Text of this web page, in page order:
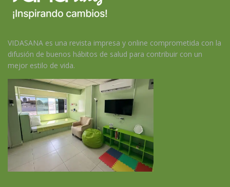
VIDASANA es una revista impresa y online comprometida con la
difusión de buenos hábitos de salud para contribuir con un
mejor estilo de vida.